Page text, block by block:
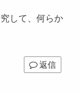
して、何らか
返信